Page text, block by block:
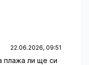
22.06.2026, 09:51
плажа ли ще си